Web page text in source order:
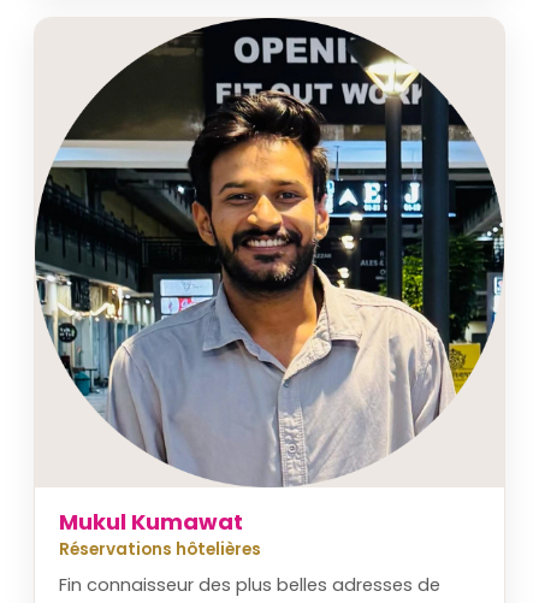
Mukul Kumawat
Réservations hôtelières
Fin connaisseur des plus belles adresses de